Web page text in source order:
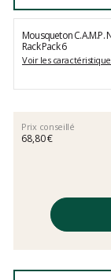
Mousqueton C.A.M.P.
Rack Pack 6
Voir les
Prix conseillé
68,80 €